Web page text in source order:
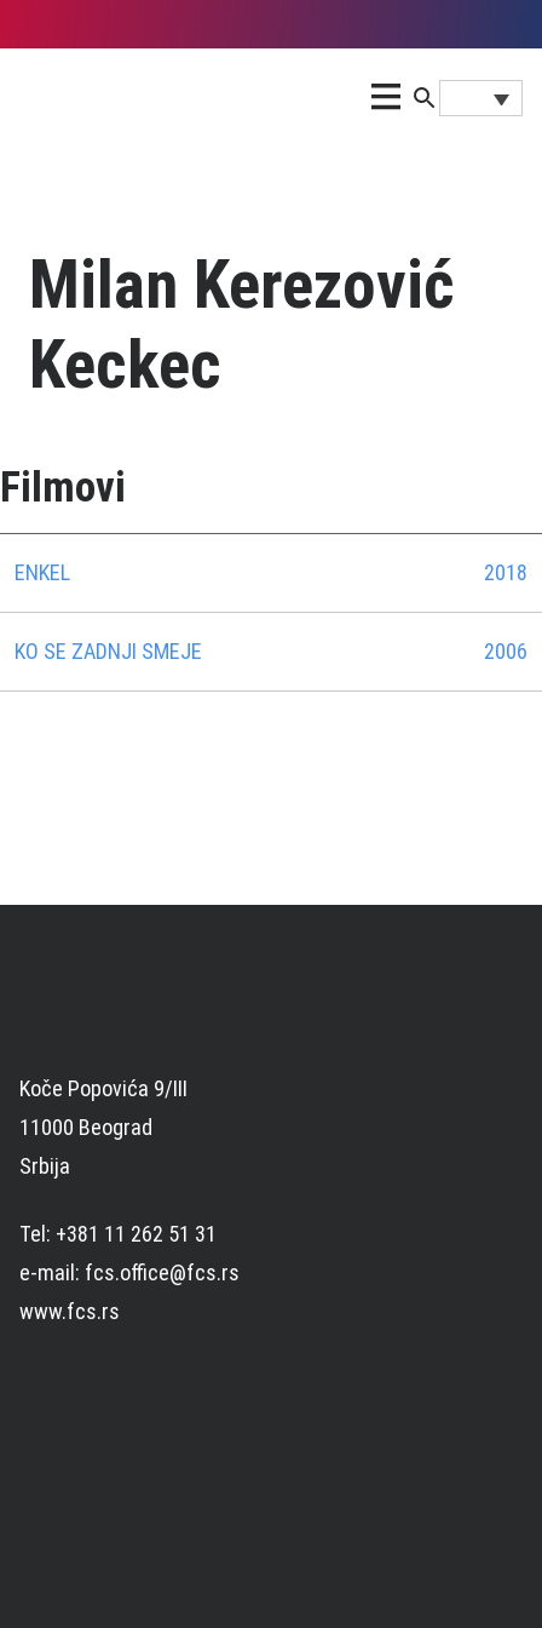
Milan Kerezović
Keckec
Filmovi
ENKEL 2018
KO SE ZADNJI SMEJE 2006
Koče Popovića 9/III
11000 Beograd
Srbija
Tel: +381 11 262 51 31
e-mail: fcs.office@fcs.rs
www.fcs.rs